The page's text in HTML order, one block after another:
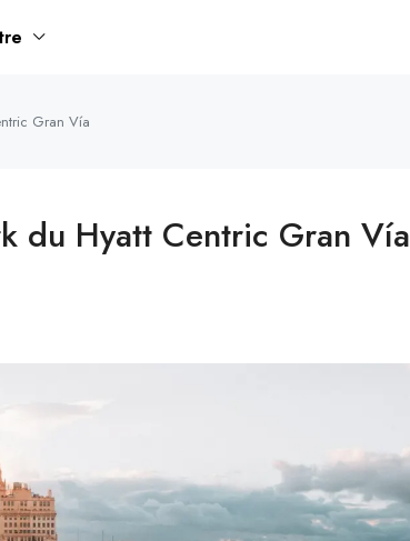
Gran Vía
du Hyatt Centric Gran Vía